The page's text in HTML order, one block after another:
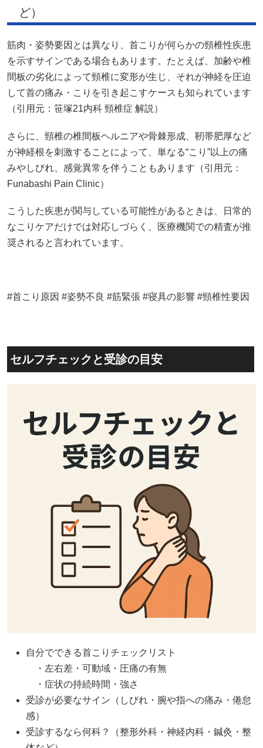
ど）
筋肉・姿勢要因とは異なり、首こりが何らかの頸椎性疾患
を示すサインである場合もあります。たとえば、加齢や椎
間板の劣化によって頸椎に変形が生じ、それが神経を圧迫
して首の痛み・こりを引き起こすケースも知られています
（引用元：笹塚21内科 頸椎症 解説）
さらに、頸椎の椎間板ヘルニアや骨棘形成、靭帯肥厚など
が神経根を刺激することによって、単なる“こり”以上の痛
みやしびれ、感覚異常を伴うこともあります（引用元：
Funabashi Pain Clinic）
こうした疾患が関与している可能性があるときは、日常的
なこりケアだけでは対応しづらく、医療機関での精査が推
奨されると言われています。
#首こり原因 #姿勢不良 #筋緊張 #寝具の影響 #頸椎性要因
セルフチェックと受診の目安
自分でできる首こりチェックリスト
・左右差・可動域・圧痛の有無
・症状の持続時間・強さ
受診が必要なサイン（しびれ・腕や指への痛み・倦怠
感）
受診するなら何科？（整形外科・神経内科・鍼灸・整